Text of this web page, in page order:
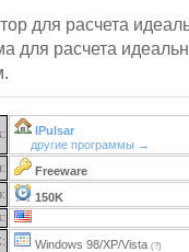
для расчета
для расчета
IPulsar
другие программы →
Freeware
150K
Windows 98/XP/Vista (?)